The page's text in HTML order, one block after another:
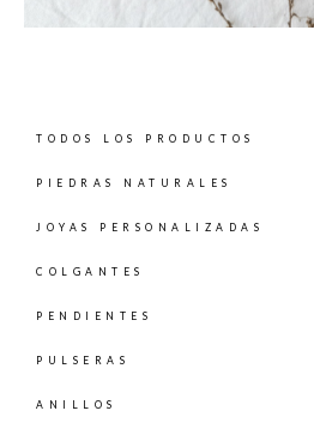
TODOS LOS PRODUCTOS
PIEDRAS NATURALES
JOYAS PERSONALIZADAS
COLGANTES
PENDIENTES
PULSERAS
ANILLOS